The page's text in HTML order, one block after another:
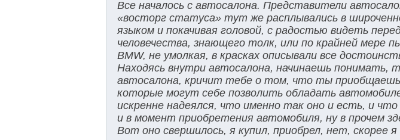
Все началось с автосалона. Представители
«восторг статуса» тут же расплывались в
языком и покачивая головой, с радостью видеть
человечества, знающего толк, или по крайней мере
BMW, не умолкая, в красках описывали все
Находясь внутри автосалона, начинаешь понимать,
автосалона, кричит тебе о том, что ты
которые могут себе позволить обладать
искренне надеялся, что именно так оно и есть, и
и в момент приобретения автомобиля, ну в прочем
Вот оно свершилось, я купил, приобрел, нет, скорее